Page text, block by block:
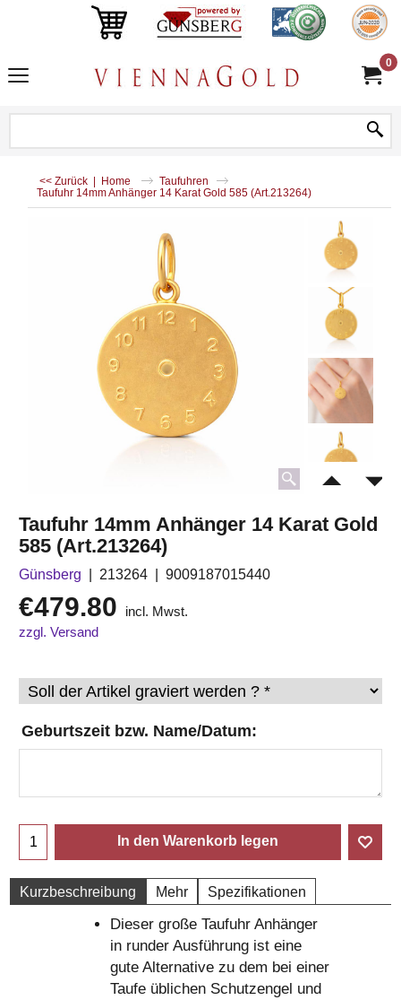
0
<< Zurück | Home
Taufuhren
Taufuhr 14mm Anhänger 14 Karat Gold 585 (Art.213264)
Taufuhr 14mm Anhänger 14 Karat Gold
585 (Art.213264)
Günsberg 213264 9009187015440
€479.80
incl. Mwst.
zzgl. Versand
Geburtszeit bzw. Name/Datum:
In den Warenkorb legen
Kurzbeschreibung Mehr Spezifikationen
Dieser große Taufuhr Anhänger
in runder Ausführung ist eine
gute Alternative zu dem bei einer
Taufe üblichen Schutzengel und